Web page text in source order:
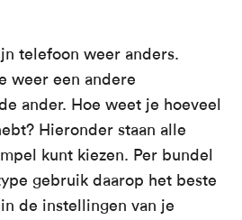
telefoon weer anders.
weer een andere
ander. Hoe weet je hoeveel
Hieronder staan alle
kunt kiezen. Per bundel
gebruik daarop het beste
de instellingen van je